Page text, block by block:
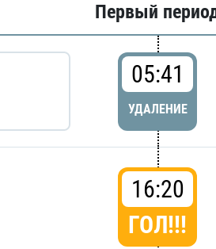
Первый
05:41
УДАЛЕНИЕ
16:20
ГОЛ!!!